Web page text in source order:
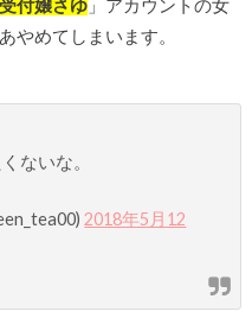
付嬢さゆ」アカウントの女
やめてしまいます。
ないな。
2018年5月12